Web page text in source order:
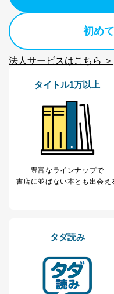
当社が取り扱う開示
No
個人情報の種類
当社の定期購読サ
ービス等をご利用
の方の個人情報
当社にお問合わせ
Aサービス利用者
初め
法人サービスはこちら ＞
タイトル1万以上
豊富なラインナップで
書店に並ばない本とも出会え
タダ読み